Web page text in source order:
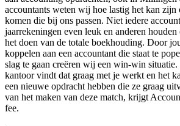
accountants weten wij hoe lastig het kan zijn
komen die bij ons passen. Niet iedere
jaarrekeningen even leuk en anderen
het doen van de totale boekhouding. Door
koppelen aan een accountant die staat te
slag te gaan creëren wij een win-win
kantoor vindt dat graag met je werkt en het
een nieuwe opdracht hebben die ze graag
van het maken van deze match, krijgt
fee.